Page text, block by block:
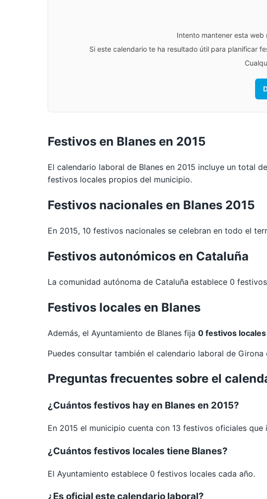
Intento mantener esta
Si este calendario te ha resultado útil para planificar
Festivos en Blanes en 2015
El calendario laboral de Blanes en 2015 incluye un total de
festivos locales propios del municipio.
Festivos nacionales en Blanes 2015
En 2015, 10 festivos nacionales se celebran en todo el
Festivos autonómicos en Cataluña
La comunidad autónoma de Cataluña establece 0
Festivos locales en Blanes
Además, el Ayuntamiento de Blanes fija 0 festivos locales
Puedes consultar también el calendario laboral de Girona
Preguntas frecuentes sobre el
¿Cuántos festivos hay en Blanes en 2015?
En 2015 el municipio cuenta con 13 festivos oficiales
¿Cuántos festivos locales tiene Blanes?
El Ayuntamiento establece 0 festivos locales cada año.
¿Es oficial este calendario laboral?